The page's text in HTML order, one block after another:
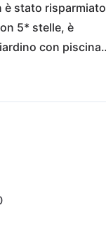
è stato risparmiato
5* stelle, è
con piscina
spiagge della
di Pola